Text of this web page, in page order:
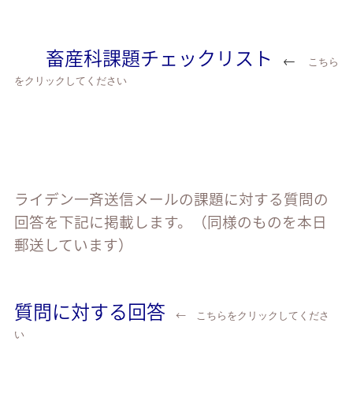
畜産科課題チェックリスト ←
こちら
をクリックしてください
ライデン一斉送信メールの課題に対する質問の
回答を下記に掲載します。（同様のものを本日
郵送しています）
質問に対する回答 ←
こちらをクリックしてくださ
い